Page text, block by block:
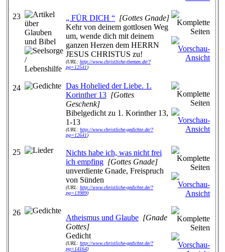
23 „ FÜR DICH “ [Gottes Gnade]
Kehr von deinem gottlosen Weg
um, wende dich mit deinem
ganzen Herzen dem HERRN
JESUS CHRISTUS zu!
(URL: http://www.christliche-themen.de/?
pg=12541)
24
Das Hohelied der Liebe. 1.
Korinther 13 [Gottes
Geschenk]
Bibelgedicht zu 1. Korinther 13,
1-13
(URL: http://www.christliche-gedichte.de/?
pg=12641)
25
Nichts habe ich, was nicht frei
ich empfing [Gottes Gnade]
unverdiente Gnade, Freispruch
von Sünden
(URL: http://www.christliche-gedichte.de/?
pg=13989)
26
Atheismus und Glaube [Gnade
Gottes]
Gedicht
(URL: http://www.christliche-gedichte.de/?
pg=14164)